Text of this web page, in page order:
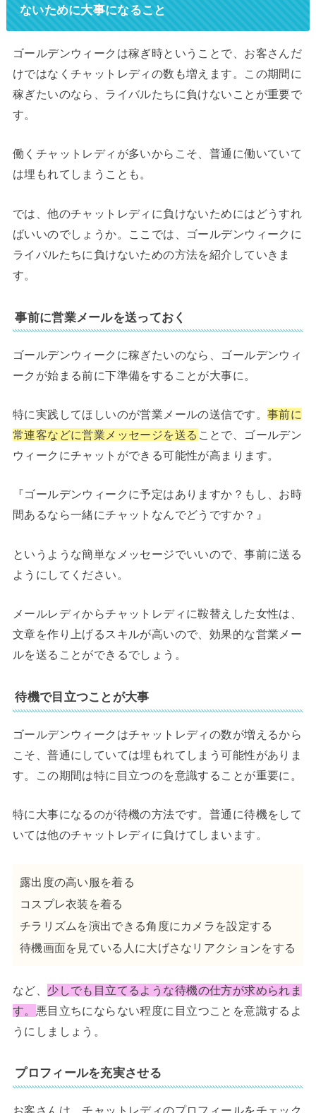
ないために大事になること
ゴールデンウィークは稼ぎ時ということで、お客さんだ
けではなくチャットレディの数も増えます。この期間に
稼ぎたいのなら、ライバルたちに負けないことが重要で
す。
働くチャットレディが多いからこそ、普通に働いていて
は埋もれてしまうことも。
では、他のチャットレディに負けないためにはどうすれ
ばいいのでしょうか。ここでは、ゴールデンウィークに
ライバルたちに負けないための方法を紹介していきま
す。
事前に営業メールを送っておく
ゴールデンウィークに稼ぎたいのなら、ゴールデンウィ
ークが始まる前に下準備をすることが大事に。
特に実践してほしいのが営業メールの送信です。 事前に
常連客などに営業メッセージを送る ことで、ゴールデン
ウィークにチャットができる可能性が高まります。
『ゴールデンウィークに予定はありますか？もし、お時
間あるなら一緒にチャットなんでどうですか？』
というような簡単なメッセージでいいので、事前に送る
ようにしてください。
メールレディからチャットレディに鞍替えした女性は、
文章を作り上げるスキルが高いので、効果的な営業メー
ルを送ることができるでしょう。
待機で目立つことが大事
ゴールデンウィークはチャットレディの数が増えるから
こそ、普通にしていては埋もれてしまう可能性がありま
す。この期間は特に目立つのを意識することが重要に。
特に大事になるのが待機の方法です。普通に待機をして
いては他のチャットレディに負けてしまいます。
露出度の高い服を着る
コスプレ衣装を着る
チラリズムを演出できる角度にカメラを設定する
待機画面を見ている人に大げさなリアクションをする
など、 少しでも目立てるような待機の仕方が求められま
す。 悪目立ちにならない程度に目立つことを意識するよ
うにしましょう。
プロフィールを充実させる
お客さんは、チャットレディのプロフィールをチェック